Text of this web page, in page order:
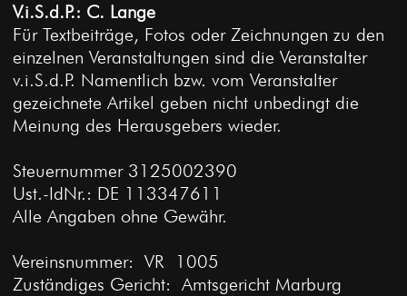
V.i.S.d.P.: C. Lange
Für Textbeiträge, Fotos oder Zeichnungen zu den
einzelnen Veranstaltungen sind die Veranstalter
v.i.S.d.P. Namentlich bzw. vom Veranstalter
gezeichnete Artikel geben nicht unbedingt die
Meinung des Herausgebers wieder.
Steuernummer 3125002390
Ust.-IdNr.: DE 113347611
Alle Angaben ohne Gewähr.
Vereinsnummer: VR 1005
Zuständiges Gericht: Amtsgericht Marburg